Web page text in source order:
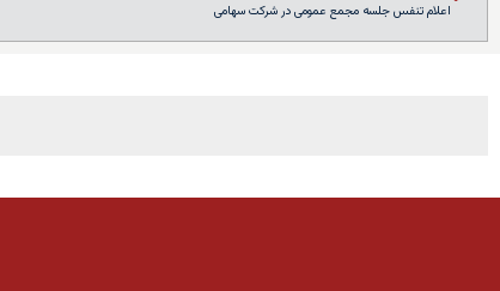
اعلام تنفس جلسه مجمع عمومی در شرکت سهامی